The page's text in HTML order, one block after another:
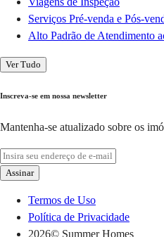
Serviços Pré-venda e Pós-
Alto Padrão de Atendimento
Ver Tudo
Inscreva-se em nossa newsletter
Mantenha-se atualizado sobre os
Assinar
Termos de Uso
Política de Privacidade
2026© Summer Homes